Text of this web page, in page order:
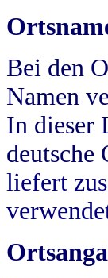
Bei den
Namen
In dieser
deutsche
liefert